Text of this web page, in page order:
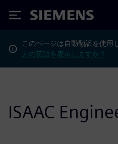
Siemens
このページは自動翻訳を使用
元の英語を表示しますか？
ISAAC